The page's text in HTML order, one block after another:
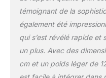
témoignant de la
également été
qui s’est révélé rapide et
un plus. Avec des
cm et un poids léger de